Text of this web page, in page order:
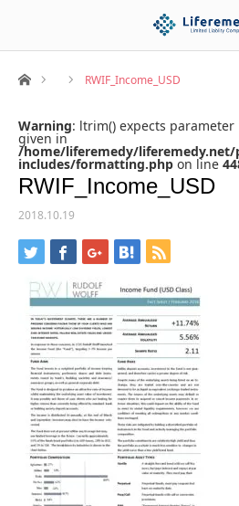
ホーム RWIF_Income_USD
Warning: ltrim() expects
given in
/home/liferemedy/
includes/formatting.php on line
RWIF_Income_USD
2018.10.19